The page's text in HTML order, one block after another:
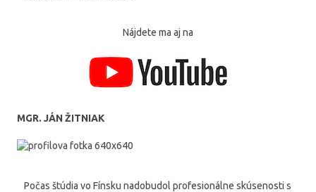
Nájdete ma aj na
MGR. JÁN ŽITNIAK
Počas štúdia vo Fínsku nadobudol profesionálne skúsenosti s